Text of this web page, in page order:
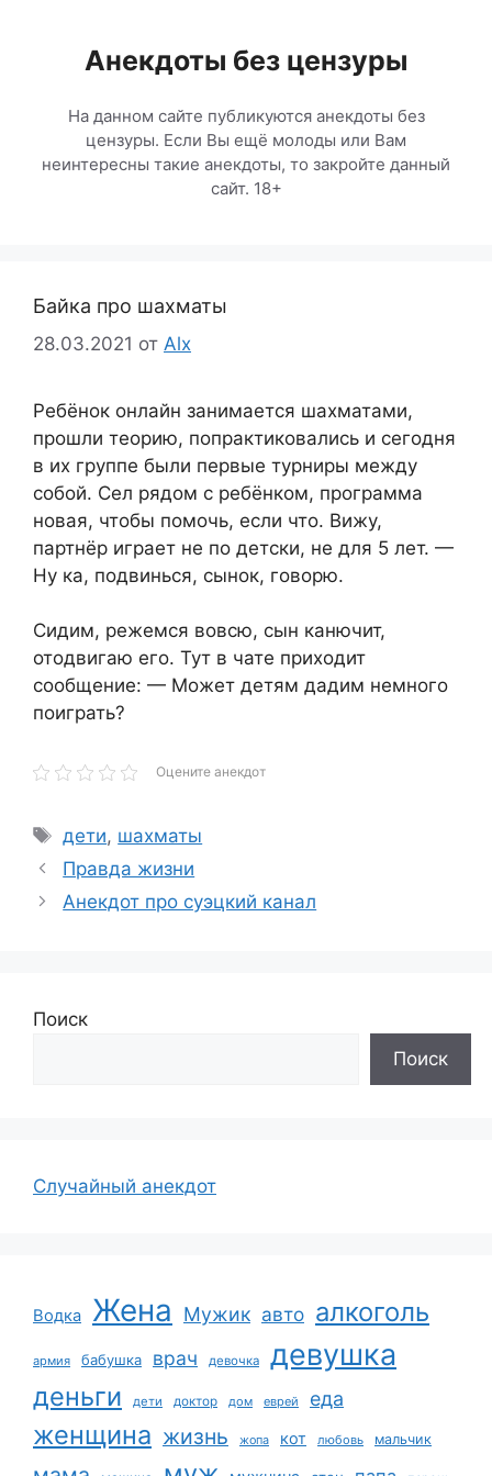
содержимомуАнекдоты без цензуры
На данном сайте публикуются анекдоты без
цензуры. Если Вы ещё молоды или Вам
неинтересны такие анекдоты, то закройте данный
сайт. 18+
Байка про шахматы
28.03.2021 от Alx
Ребёнок онлайн занимается шахматами,
прошли теорию, попрактиковались и сегодня
в их группе были первые турниры между
собой. Сел рядом с ребёнком, программа
новая, чтобы помочь, если что. Вижу,
партнёр играет не по детски, не для 5 лет. —
Ну ка, подвинься, сынок, говорю.
Сидим, режемся вовсю, сын канючит,
отодвигаю его. Тут в чате приходит
сообщение: — Может детям дадим немного
поиграть?
Оцените анекдот
Метки
дети, шахматы
Правда жизни
Анекдот про суэцкий канал
Поиск
Поиск
Случайный анекдот
Водка Жена Мужик авто алкоголь
армия бабушка врач девочка девушка
деньги дети доктор дом еврей еда
женщина жизнь жопа кот любовь мальчик